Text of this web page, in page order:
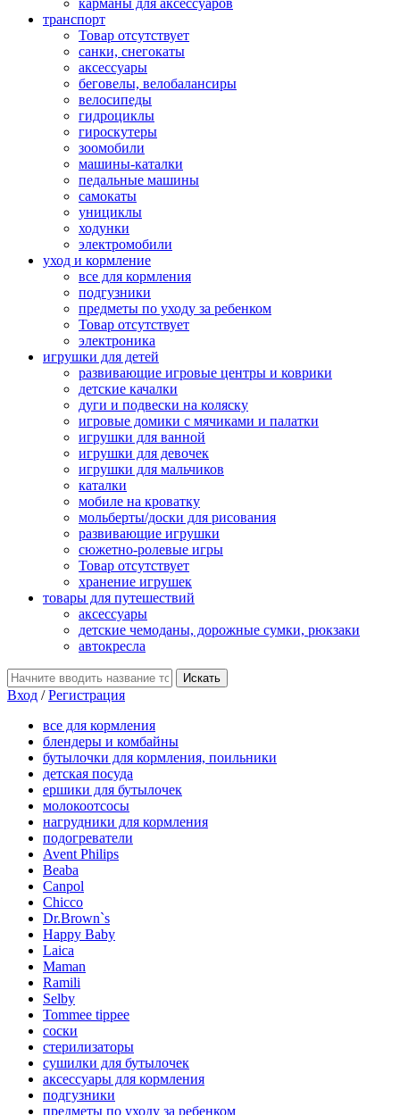
карманы для аксеcсуаров
транспорт
Товар отсутствует
санки, снегокаты
аксессуары
беговелы, велобалансиры
велосипеды
гидроциклы
гироскутеры
зоомобили
машины-каталки
педальные машины
самокаты
унициклы
ходунки
электромобили
уход и кормление
все для кормления
подгузники
предметы по уходу за ребенком
Товар отсутствует
электроника
игрушки для детей
развивающие игровые центры и коврики
детские качалки
дуги и подвески на коляску
игровые домики с мячиками и палатки
игрушки для ванной
игрушки для девочек
игрушки для мальчиков
каталки
мобиле на кроватку
мольберты/доски для рисования
развивающие игрушки
сюжетно-ролевые игры
Товар отсутствует
хранение игрушек
товары для путешествий
аксессуары
детские чемоданы, дорожные сумки, рюкзаки
автокресла
Вход /Регистрация
все для кормления
блендеры и комбайны
бутылочки для кормления, поильники
детская посуда
ершики для бутылочек
молокоотсосы
нагрудники для кормления
подогреватели
Avent Philips
Beaba
Canpol
Chicco
Dr.Brown`s
Happy Baby
Laica
Maman
Ramili
Selby
Tommee tippee
соски
стерилизаторы
сушилки для бутылочек
аксессуары для кормления
подгузники
предметы по уходу за ребенком